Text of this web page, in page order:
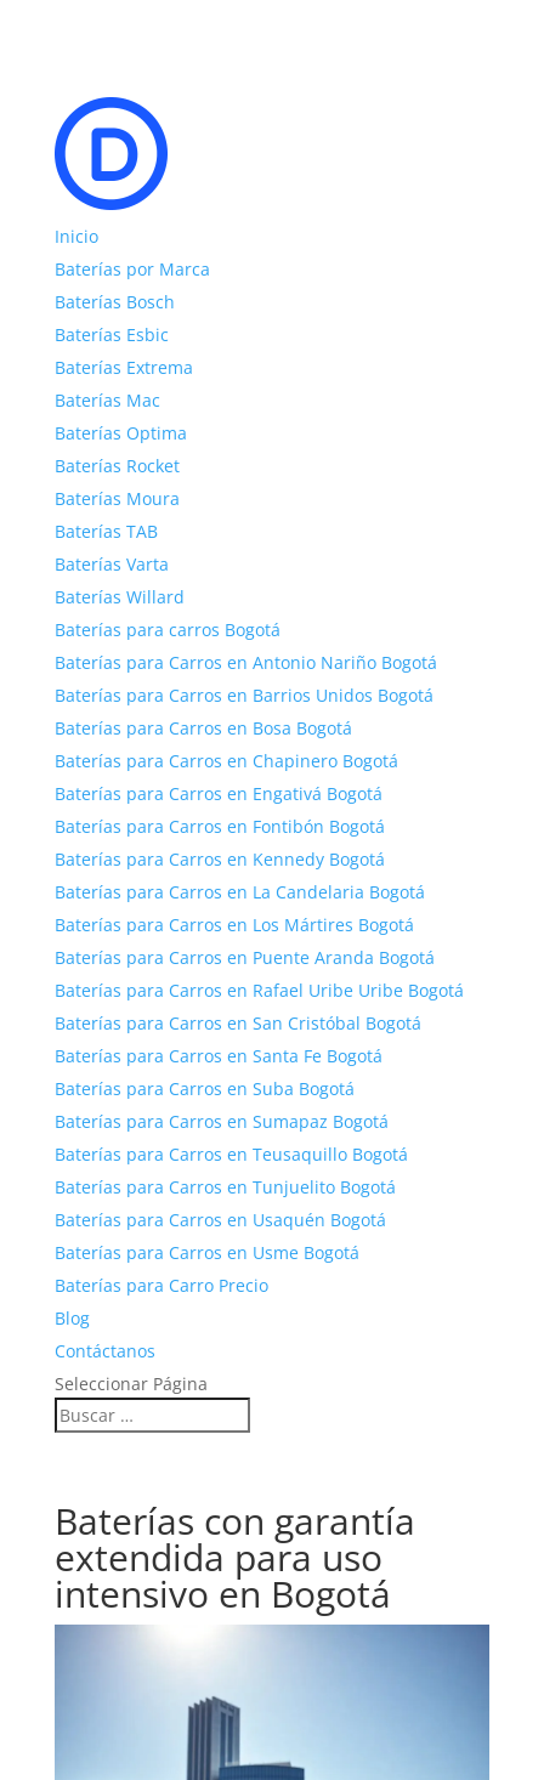
Inicio
Baterías por Marca
Baterías Bosch
Baterías Esbic
Baterías Extrema
Baterías Mac
Baterías Optima
Baterías Rocket
Baterías Moura
Baterías TAB
Baterías Varta
Baterías Willard
Baterías para carros Bogotá
Baterías para Carros en Antonio Nariño Bogotá
Baterías para Carros en Barrios Unidos Bogotá
Baterías para Carros en Bosa Bogotá
Baterías para Carros en Chapinero Bogotá
Baterías para Carros en Engativá Bogotá
Baterías para Carros en Fontibón Bogotá
Baterías para Carros en Kennedy Bogotá
Baterías para Carros en La Candelaria Bogotá
Baterías para Carros en Los Mártires Bogotá
Baterías para Carros en Puente Aranda Bogotá
Baterías para Carros en Rafael Uribe Uribe Bogotá
Baterías para Carros en San Cristóbal Bogotá
Baterías para Carros en Santa Fe Bogotá
Baterías para Carros en Suba Bogotá
Baterías para Carros en Sumapaz Bogotá
Baterías para Carros en Teusaquillo Bogotá
Baterías para Carros en Tunjuelito Bogotá
Baterías para Carros en Usaquén Bogotá
Baterías para Carros en Usme Bogotá
Baterías para Carro Precio
Blog
Contáctanos
Seleccionar Página
Baterías con garantía
extendida para uso
intensivo en Bogotá